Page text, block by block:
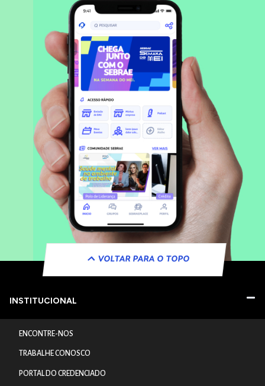
VOLTAR PARA O TOPO
INSTITUCIONAL
ENCONTRE-NOS
TRABALHE CONOSCO
PORTAL DO CREDENCIADO